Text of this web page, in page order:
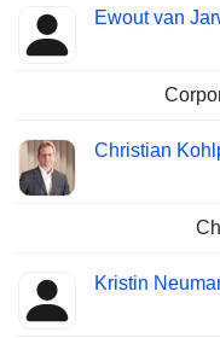
Ewout van
Christian
Kristin